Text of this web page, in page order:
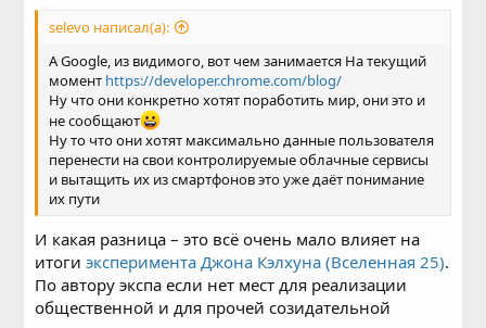
selevo написал(а):
А Google, из видимого, вот чем занимается На текущий
момент https://developer.chrome.com/blog/
Ну что они конкретно хотят поработить мир, они это и
не сообщают
Ну то что они хотят максимально данные пользователя
перенести на свои контролируемые облачные сервисы
и вытащить их из смартфонов это уже даёт понимание
их пути
И какая разница – это всё очень мало влияет на
итогиэксперимента Джона Кэлхуна (Вселенная 25).
По автору экспа если нет мест для реализации
общественной и для прочей созидательной